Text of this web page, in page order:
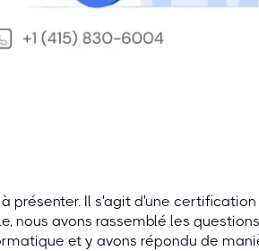
présenter. Il s'agit d'une
nous avons rassemblé les
et y avons répondu de